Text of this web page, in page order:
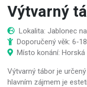
Výtvarný
Lokalita: Jablonec
Doporučený věk: 6-18
Místo konání:
Výtvarný tábor je
hlavním zájmem je